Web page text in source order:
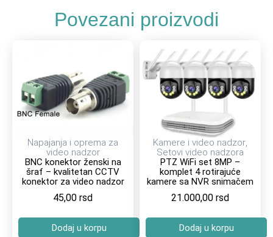
Povezani proizvodi
Napajanja i oprema za
video nadzor
BNC konektor ženski na
šraf – kvalitetan CCTV
konektor za video nadzor
45,00 rsd
Dodaj u korpu
Kamere i video nadzor
Setovi video nadzora
PTZ WiFi set 8MP –
komplet 4 rotirajuće
kamere sa NVR snimačem
21.000,00 rsd
Dodaj u korpu